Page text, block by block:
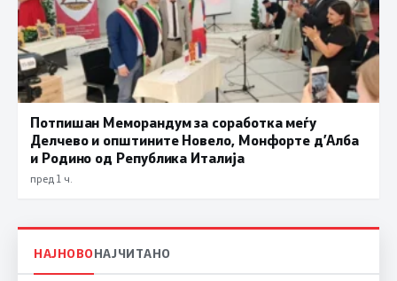
Потпишан Меморандум за соработка меѓу
Делчево и општините Новело, Монфорте д’Алба
и Родино од Република Италија
пред 1 ч.
НАЈНОВОНАЈЧИТАНО